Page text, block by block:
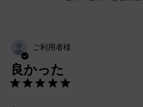
ご利用者様
良かった